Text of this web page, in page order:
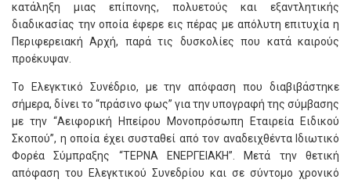
κατάληξη μιας επίπονης, πολυετούς και εξαντλητικής
διαδικασίας την οποία έφερε εις πέρας με απόλυτη επιτυχία η
Περιφερειακή Αρχή, παρά τις δυσκολίες που κατά καιρούς
προέκυψαν.
Το Ελεγκτικό Συνέδριο, με την απόφαση που διαβιβάστηκε
σήμερα, δίνει το “πράσινο φως” για την υπογραφή της σύμβασης
με την “Αειφορική Ηπείρου Μονοπρόσωπη Εταιρεία Ειδικού
Σκοπού”, η οποία έχει συσταθεί από τον αναδειχθέντα Ιδιωτικό
Φορέα Σύμπραξης “ΤΕΡΝΑ ΕΝΕΡΓΕΙΑΚΗ”. Μετά την θετική
απόφαση του Ελεγκτικού Συνεδρίου και σε σύντομο χρονικό